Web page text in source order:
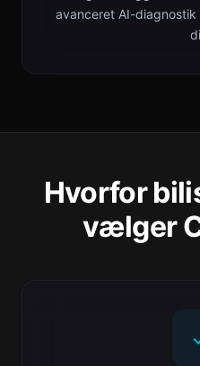
avanceret AI-
Hvorfor
vælger